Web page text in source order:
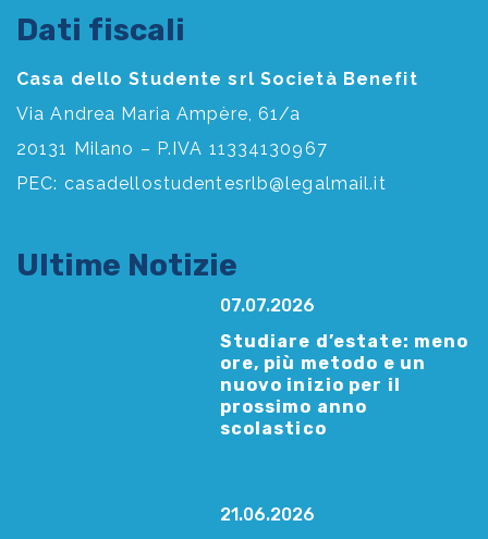
Dati fiscali
Casa dello Studente srl Società Benefit
Via Andrea Maria Ampère, 61/a
20131 Milano – P.IVA 11334130967
PEC: casadellostudentesrlb@legalmail.it
Ultime Notizie
07.07.2026
Studiare d’estate: meno
ore, più metodo e un
nuovo inizio per il
prossimo anno
scolastico
21.06.2026